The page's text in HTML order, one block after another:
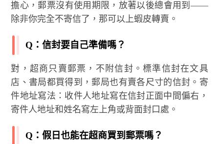
擔心，郵票沒有使用期限，放著以後總會用到——
除非你完全不寄信了，那可以上蝦皮轉賣。
Q：信封要自己準備嗎？
對，超商只賣郵票，不附信封。標準信封在文具
店、書局都買得到，郵局也有賣各尺寸的信封。寄
件地址寫法：收件人地址寫在信封正面中間偏右，
寄件人地址和姓名寫左上角或背面封口處。
Q：假日也能在超商買到郵票嗎？